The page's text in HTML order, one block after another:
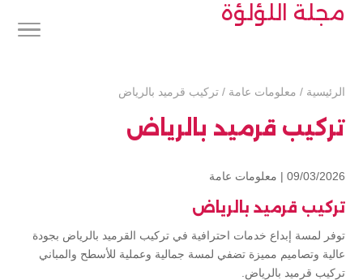
مجلة اللؤلؤة
الرئيسية / معلومات عامة / تركيب قرميد بالرياض
تركيب قرميد بالرياض
09/03/2026 | معلومات عامة
تركيب قرميد بالرياض
توفر لمسة إبداع خدمات احترافية في تركيب القرميد بالرياض بجودة
عالية وتصاميم مميزة تضفي لمسة جمالية وعملية للأسطح والمباني
تركيب قرميد بالرياض.